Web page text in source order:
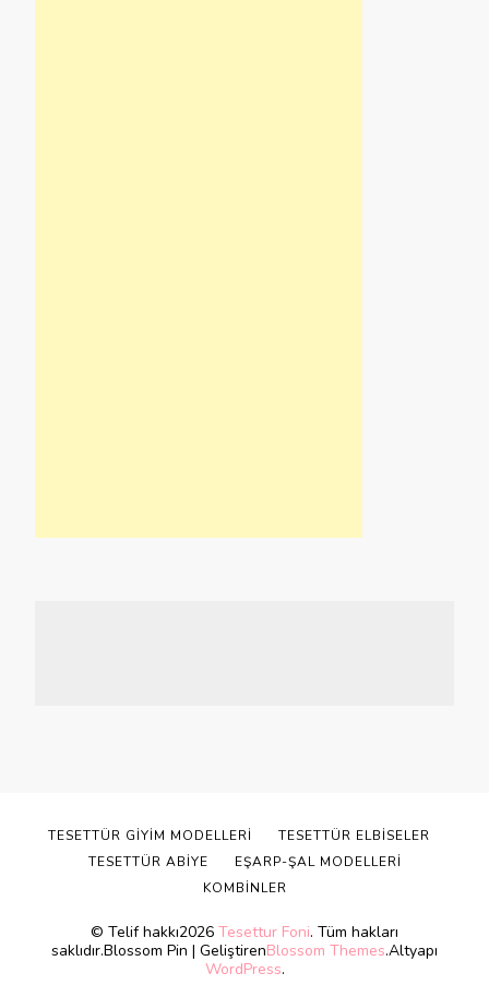
© Telif hakkı2026 Tesettur Foni. Tüm hakları
saklıdır.Blossom Pin | GeliştirenBlossom Themes.Altyapı
WordPress.
TESETTÜR GIYIM MODELLERI
TESETTÜR ELBISELER
TESETTÜR ABIYE
EŞARP-ŞAL MODELLERI
KOMBINLER